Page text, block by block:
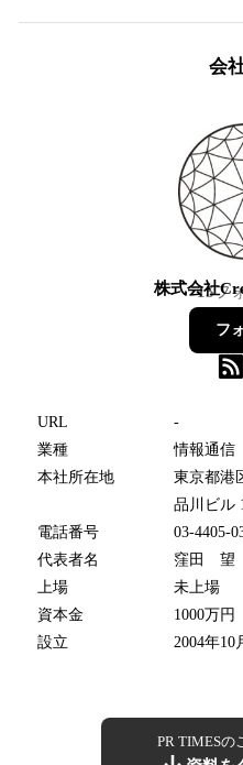
会
株式会社
15フ
フ
URL
-
業種
情報通信
本社所在地
東京都港
品川ビル
電話番号
03-4405-
代表者名
窪田 望
上場
未上場
資本金
1000万円
設立
2004年10
PR TIMESの